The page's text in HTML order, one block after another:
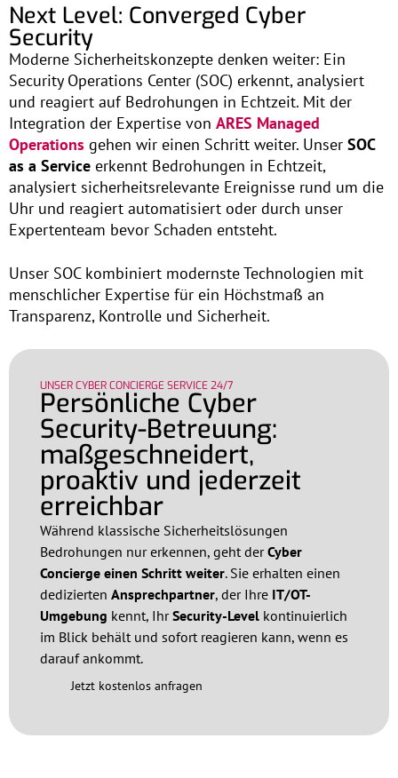
Next Level: Converged Cyber
Security
Moderne Sicherheitskonzepte denken weiter: Ein
Security Operations Center (SOC) erkennt, analysiert
und reagiert auf Bedrohungen in Echtzeit. Mit der
Integration der Expertise von ARES Managed
Operations gehen wir einen Schritt weiter. Unser SOC
as a Service erkennt Bedrohungen in Echtzeit,
analysiert sicherheitsrelevante Ereignisse rund um die
Uhr und reagiert automatisiert oder durch unser
Expertenteam bevor Schaden entsteht.
Unser SOC kombiniert modernste Technologien mit
menschlicher Expertise für ein Höchstmaß an
Transparenz, Kontrolle und Sicherheit.
UNSER CYBER CONCIERGE SERVICE 24/7
Persönliche Cyber
Security-Betreuung:
maßgeschneidert,
proaktiv und jederzeit
erreichbar
Während klassische Sicherheitslösungen
Bedrohungen nur erkennen, geht derCyber
Concierge einen Schritt weiter. Sie erhalten einen
dedizierten Ansprechpartner, der Ihre IT/OT-
Umgebung kennt, IhrSecurity-Level kontinuierlich
im Blick behält und sofort reagieren kann, wenn es
darauf ankommt.
Jetzt kostenlos anfragen